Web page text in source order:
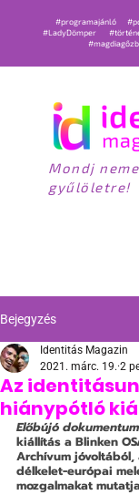
#programajánló
#LadyDömper
Mondj
gyűlöletre!
Bejegyzés
Az
hiánypótló
Identitás Magazin
2021. márc. 19. 2
Előbújó
kiállítás a Blinken
Archívum jóvoltából,
délkelet-európai
mozgalmakat